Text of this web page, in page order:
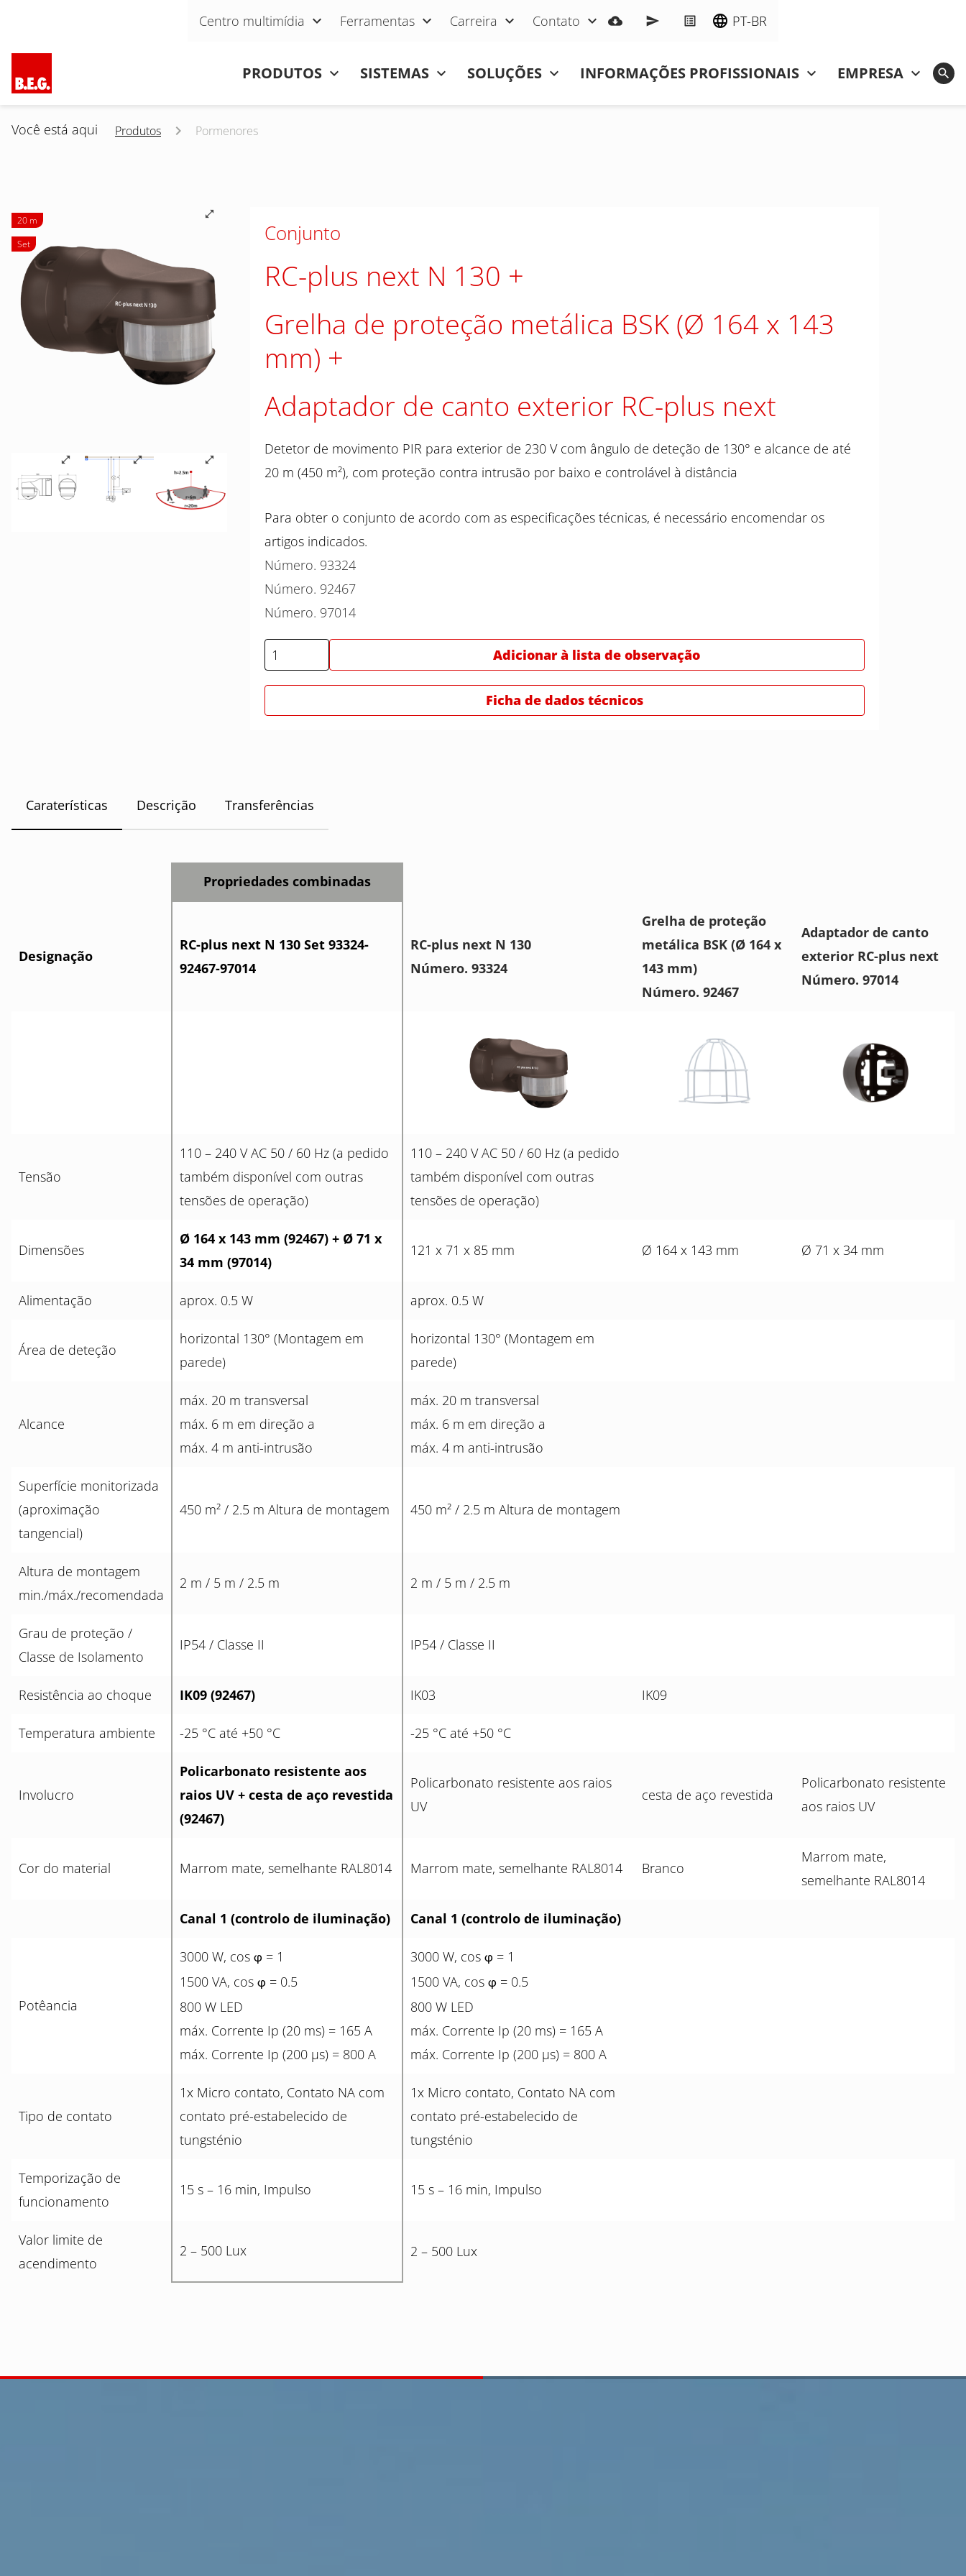
Pular navegação
Centro multimídia Ferramentas Carreira Contato PT-BR
PRODUTOS SISTEMAS SOLUÇÕES INFORMAÇÕES PROFISSIONAIS EMPRESA
Você está aqui Produtos Pormenores
20 m
Set
Conjunto
RC-plus next N 130
Grelha de proteção metálica BSK (Ø 164 x 143
mm)
Adaptador de canto exterior RC-plus next
Detetor de movimento PIR para exterior de 230 V com ângulo de deteção de 130° e alcance de até
20 m (450 m²), com proteção contra intrusão por baixo e controlável à distância
Para obter o conjunto de acordo com as especificações técnicas, é necessário encomendar os
artigos indicados.
Número. 93324
Número. 92467
Número. 97014
Adicionar à lista de observação
Ficha de dados técnicos
Caraterísticas Descrição Transferências
Propriedades combinadas
Designação
RC-plus next N 130 Set 93324-
92467-97014
RC-plus next N 130
Número. 93324
Grelha de proteção
metálica BSK (Ø 164 x
143 mm)
Número. 92467
Adaptador de canto
exterior RC-plus next
Número. 97014
Tensão
110 – 240 V AC 50 / 60 Hz (a pedido
também disponível com outras
tensões de operação)
110 – 240 V AC 50 / 60 Hz (a pedido
também disponível com outras
tensões de operação)
Dimensões
Ø 164 x 143 mm (92467) + Ø 71 x
34 mm (97014)
121 x 71 x 85 mm Ø 164 x 143 mm Ø 71 x 34 mm
Alimentação aprox. 0.5 W aprox. 0.5 W
Área de deteção
horizontal 130° (Montagem em
parede)
horizontal 130° (Montagem em
parede)
Alcance
máx. 20 m transversal
máx. 6 m em direção a
máx. 4 m anti-intrusão
máx. 20 m transversal
máx. 6 m em direção a
máx. 4 m anti-intrusão
Superfície monitorizada
(aproximação
tangencial)
450 m² / 2.5 m Altura de montagem 450 m² / 2.5 m Altura de montagem
Altura de montagem
min./máx./recomendada
2 m / 5 m / 2.5 m 2 m / 5 m / 2.5 m
Grau de proteção /
Classe de Isolamento
IP54 / Classe II IP54 / Classe II
Resistência ao choque IK09 (92467) IK03 IK09
Temperatura ambiente -25 °C até +50 °C -25 °C até +50 °C
Involucro
Policarbonato resistente aos
raios UV + cesta de aço revestida
(92467)
Policarbonato resistente aos raios
UV
cesta de aço revestida
Policarbonato resistente
aos raios UV
Cor do material Marrom mate, semelhante RAL8014 Marrom mate, semelhante RAL8014 Branco
Marrom mate,
semelhante RAL8014
Canal 1 (controlo de iluminação) Canal 1 (controlo de iluminação)
Potêancia
3000 W, cos φ = 1
1500 VA, cos φ = 0.5
800 W LED
máx. Corrente Ip (20 ms) = 165 A
máx. Corrente Ip (200 µs) = 800 A
3000 W, cos φ = 1
1500 VA, cos φ = 0.5
800 W LED
máx. Corrente Ip (20 ms) = 165 A
máx. Corrente Ip (200 µs) = 800 A
Tipo de contato
1x Micro contato, Contato NA com
contato pré-estabelecido de
tungsténio
1x Micro contato, Contato NA com
contato pré-estabelecido de
tungsténio
Temporização de
funcionamento
15 s – 16 min, Impulso 15 s – 16 min, Impulso
Valor limite de
acendimento
2 – 500 Lux 2 – 500 Lux